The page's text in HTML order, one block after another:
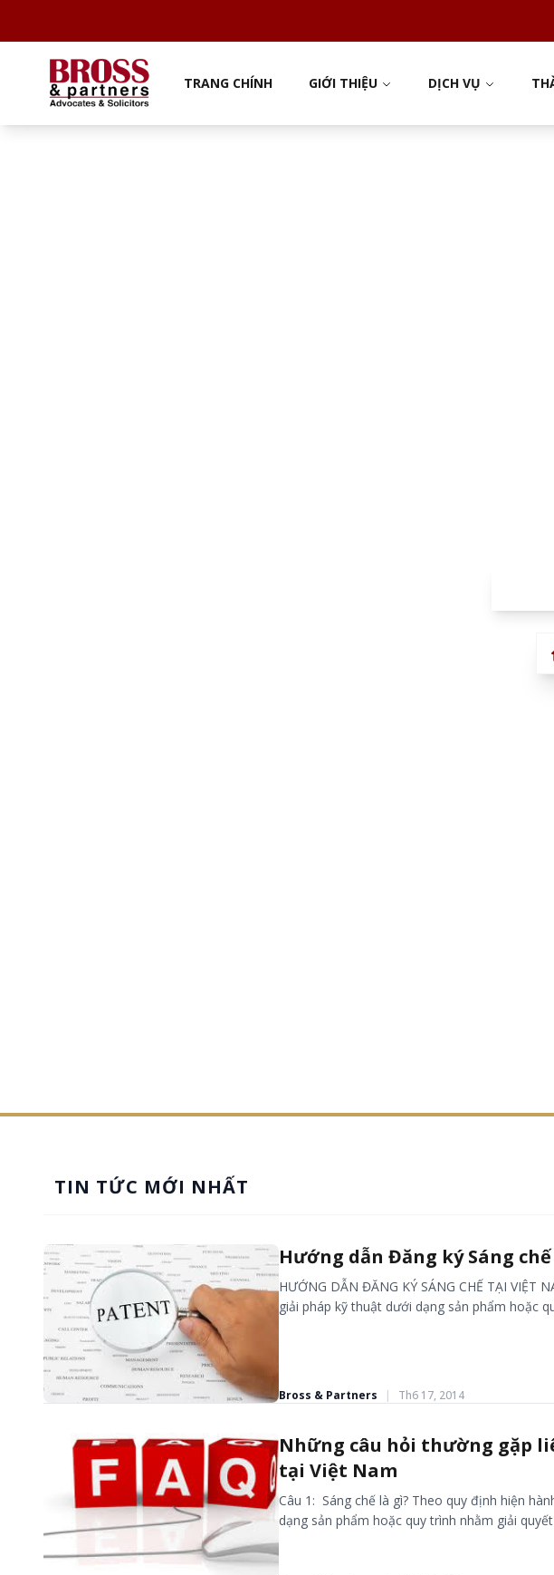
TRANG CHÍNH GIỚI THIỆU DỊCH VỤ
TIN TỨC MỚI NHẤT
Hướng dẫn Đăng ký Sáng
HƯỚNG DẪN ĐĂNG KÝ SÁNG CHẾ TẠI VIỆT
giải pháp kỹ thuật dưới dạng sản phẩm hoặc
Bross & Partners | Th6 17, 2014
Những câu hỏi thường gặp
tại Việt Nam
Câu 1: Sáng chế là gì? Theo quy định hiện
dạng sản phẩm hoặc quy trình nhằm giải